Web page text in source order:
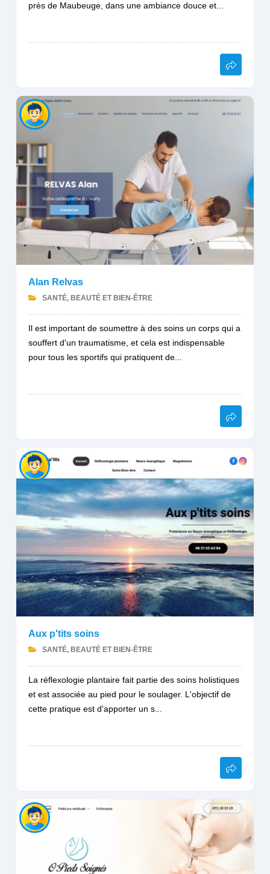
près de Maubeuge, dans une ambiance douce et...
Alan Relvas
SANTÉ, BEAUTÉ ET BIEN-ÊTRE
Il est important de soumettre à des soins un corps qui a
souffert d'un traumatisme, et cela est indispensable
pour tous les sportifs qui pratiquent de...
Aux p'tits soins
SANTÉ, BEAUTÉ ET BIEN-ÊTRE
La réflexologie plantaire fait partie des soins holistiques
et est associée au pied pour le soulager. L'objectif de
cette pratique est d'apporter un s...